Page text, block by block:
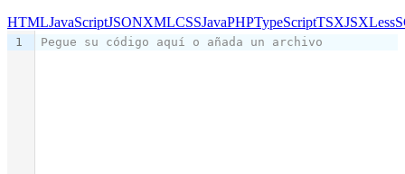
HTMLJavaScriptJSONXMLCSSJavaPHPTypeScriptTSXJSXLess
1 Pegue su código aquí o añada un archivo